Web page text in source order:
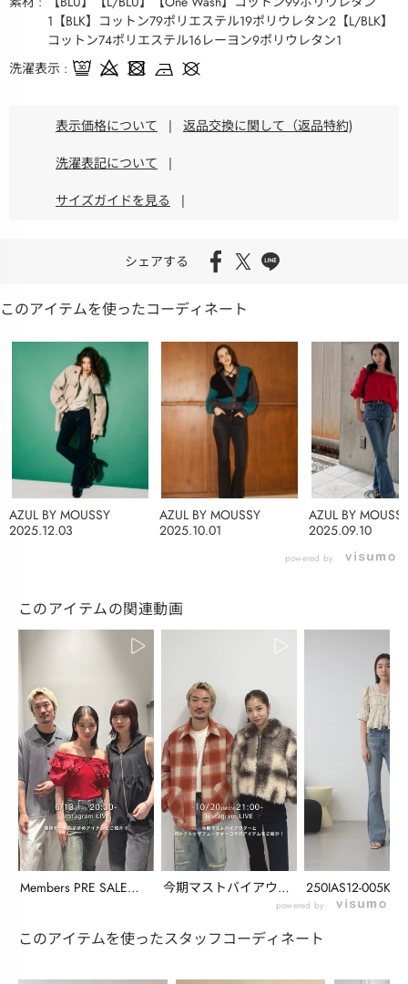
1【BLK】コットン79ポリエステル19ポリウレタン2【L/BLK】
コットン74ポリエステル16レーヨン9ポリウレタン1
洗濯表示
表示価格について | 返品交換に関して（返品特約)
洗濯表記について |
サイズガイドを見る |
シェアする
このアイテムを使ったコーディネート
2025.12.03
AZUL BY MOUSSY
2025.10.01
AZUL BY MOUSSY
2025.09.10
AZUL BY
powered by
このアイテムの関連動画
Members PRE SALEの
今期マストバイアウタ
ーとバックトゥザフ
250IAS12-
powered by
このアイテムを使ったスタッフコーディネート